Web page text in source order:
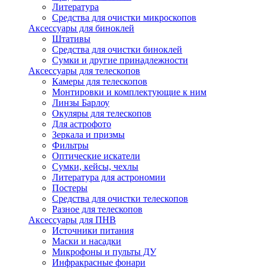
Литература
Средства для очистки микроскопов
Аксессуары для биноклей
Штативы
Средства для очистки биноклей
Сумки и другие принадлежности
Аксессуары для телескопов
Камеры для телескопов
Монтировки и комплектующие к ним
Линзы Барлоу
Окуляры для телескопов
Для астрофото
Зеркала и призмы
Фильтры
Оптические искатели
Сумки, кейсы, чехлы
Литература для астрономии
Постеры
Средства для очистки телескопов
Разное для телескопов
Аксессуары для ПНВ
Источники питания
Маски и насадки
Микрофоны и пульты ДУ
Инфракрасные фонари